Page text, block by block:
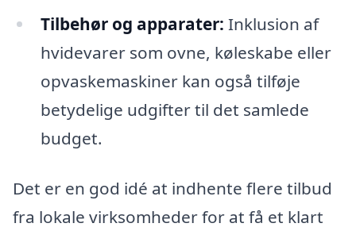
Tilbehør og apparater: Inklusion af
hvidevarer som ovne, køleskabe eller
opvaskemaskiner kan også tilføje
betydelige udgifter til det samlede
budget.
Det er en god idé at indhente flere tilbud
fra lokale virksomheder for at få et klart